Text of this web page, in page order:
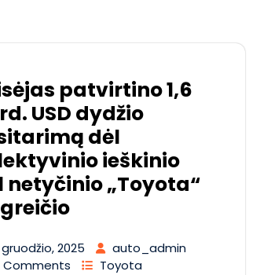
patvirtino 1,6
USD dydžio
dėl
ieškinio
netyčinio „Toyota“
gruodžio, 2025
auto_admin
Comments
Toyota